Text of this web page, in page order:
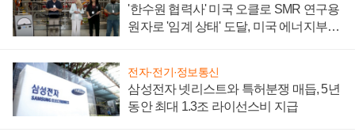
'한수원 협력사' 미국 오클로 SMR 연구용
원자로 '임계 상태' 도달, 미국 에너지부
전자·전기·정보통신
삼성전자 넷리스트와 특허분쟁 매듭, 5년
동안 최대 1.3조 라이선스비 지급